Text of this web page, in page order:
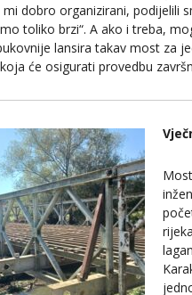
dobro organizirani, podijelili
toliko brzi“. A ako i treba,
lansira takav most za
će osigurati provedbu